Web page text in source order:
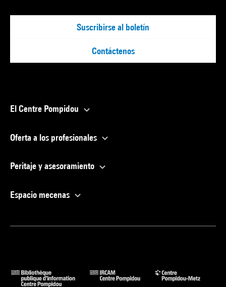
Suscribirse al boletín
Contáctenos
El Centre Pompidou
Oferta a los profesionales
Peritaje y asesoramiento
Espacio mecenas